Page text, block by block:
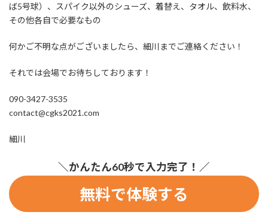
ば5号球）、スパイク以外のシューズ、着替え、タオル、飲料水、
その他各自で必要なもの
何かご不明な点がございましたら、細川までご連絡ください！
それでは会場でお待ちしております！
090-3427-3535
contact@cgks2021.com
細川
＼かんたん60秒で入力完了！／
無料で体験する